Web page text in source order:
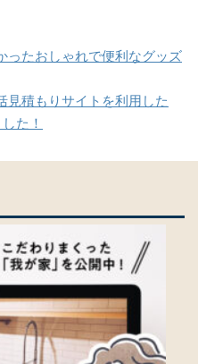
光とeo光をプランや
見積もりサイトを利用した
た！